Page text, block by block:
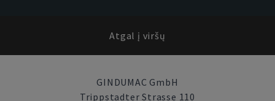
Atgal į viršų
GINDUMAC GmbH
Trippstadter Strasse 110